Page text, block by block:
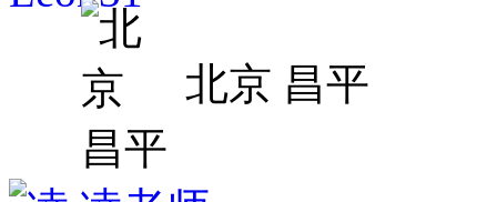
北京 昌平